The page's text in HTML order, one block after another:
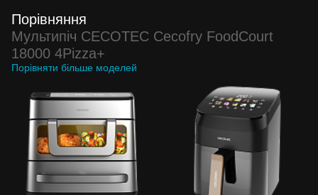
Порівняння
Мультипіч CECOTEC Cecofry FoodCourt
18000 4Pizza+
Порівняти більше моделей